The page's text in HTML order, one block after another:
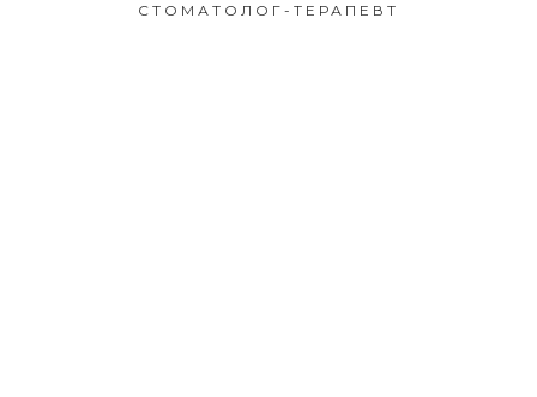
СТОМАТОЛОГ-ТЕРАПЕВТ